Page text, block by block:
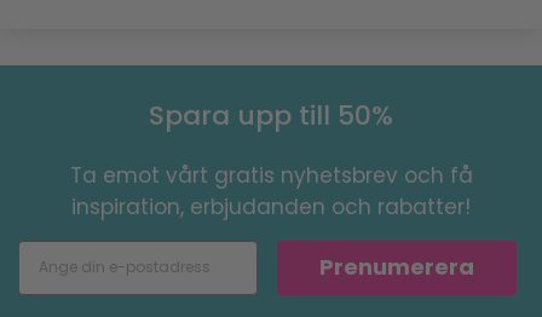
Spara upp till 50%
Ta emot vårt gratis nyhetsbrev och få
inspiration, erbjudanden och rabatter!
Prenumerera